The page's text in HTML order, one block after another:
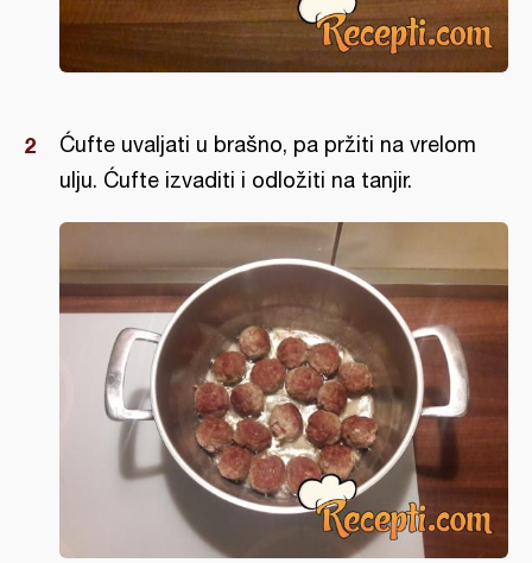
Ćufte uvaljati u brašno, pa pržiti na vrelom
ulju. Ćufte izvaditi i odložiti na tanjir.